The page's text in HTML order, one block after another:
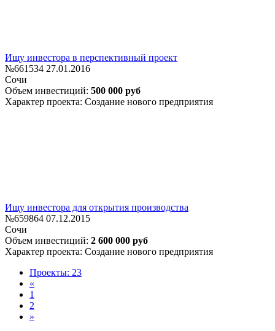
Ищу инвестора в перспективный проект
№661534 27.01.2016
Сочи
Объем инвестиций: 500 000 руб
Характер проекта: Создание нового предприятия
Ищу инвестора для открытия производства
№659864 07.12.2015
Сочи
Объем инвестиций: 2 600 000 руб
Характер проекта: Создание нового предприятия
Проекты: 23
«
1
2
»